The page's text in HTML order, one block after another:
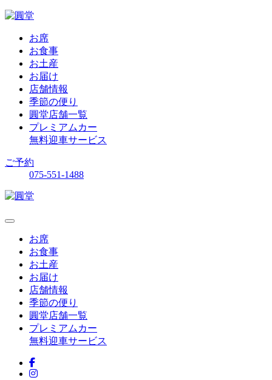
お席
お食事
お土産
お届け
店舗情報
季節の便り
圓堂店舗一覧
プレミアムカー
無料迎車サービス
ご予約
075-551-1488
お席
お食事
お土産
お届け
店舗情報
季節の便り
圓堂店舗一覧
プレミアムカー
無料迎車サービス